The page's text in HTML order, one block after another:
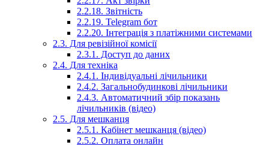
2.2.18. Звітність
2.2.19. Telegram бот
2.2.20. Інтеграція з платіжними системами
2.3. Для ревізійної комісії
2.3.1. Доступ до даних
2.4. Для техніка
2.4.1. Індивідуальні лічильники
2.4.2. Загальнобудинкові лічильники
2.4.3. Автоматичний збір показань
лічильників (відео)
2.5. Для мешканця
2.5.1. Кабінет мешканця (відео)
2.5.2. Оплата онлайн